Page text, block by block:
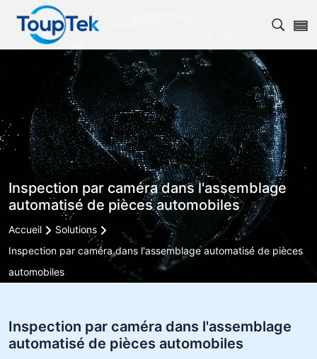
Ouvrir
Inspection par caméra dans l'assemblage
automatisé de pièces automobiles
Accueil
Solutions
Inspection par caméra dans l'assemblage automatisé de pièces
automobiles
Inspection par caméra dans l'assemblage
automatisé de pièces automobiles